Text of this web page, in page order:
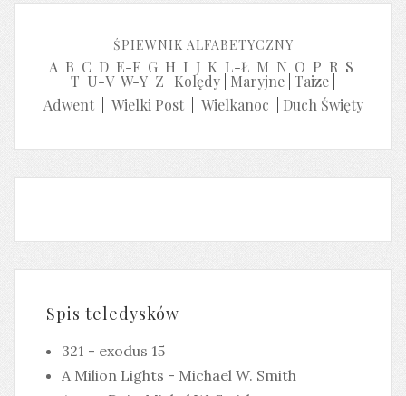
ŚPIEWNIK ALFABETYCZNY
A B C D E-F G H I J K L-Ł M N O P R S
T U-V W-Y Z Kolędy Maryjne Taize
Adwent| Wielki Post| Wielkanoc Duch Święty
Spis teledysków
321 - exodus 15
A Milion Lights - Michael W. Smith